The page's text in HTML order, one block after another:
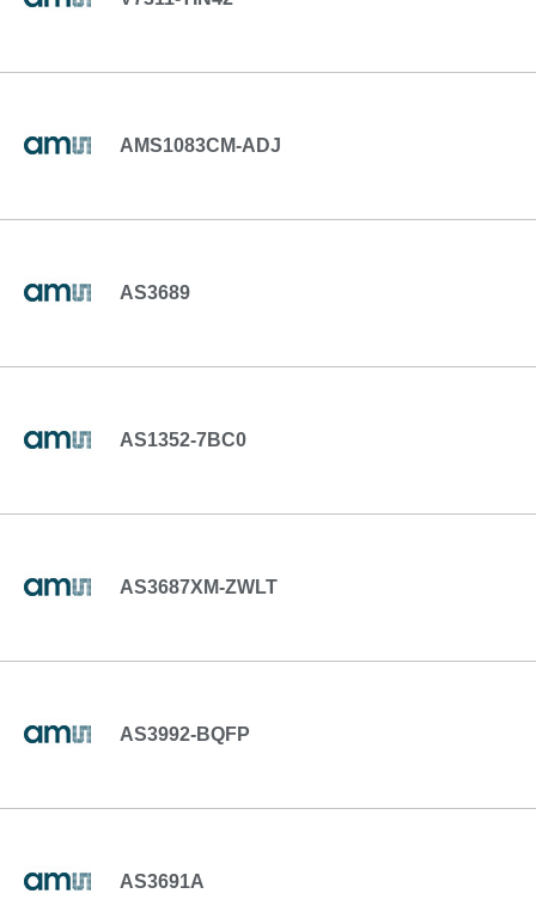
AMS1083CM-ADJ
AS3689
AS1352-7BC0
AS3687XM-ZWLT
AS3992-BQFP
AS3691A